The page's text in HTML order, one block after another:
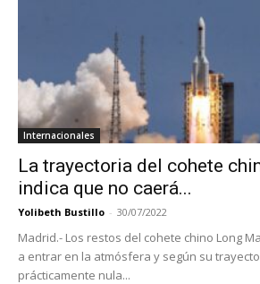
Internacionales
La trayectoria del cohete
indica que no caerá...
Yolibeth Bustillo - 30/07/2022
Madrid.- Los restos del cohete chino Long
a entrar en la atmósfera y según su
prácticamente nula...